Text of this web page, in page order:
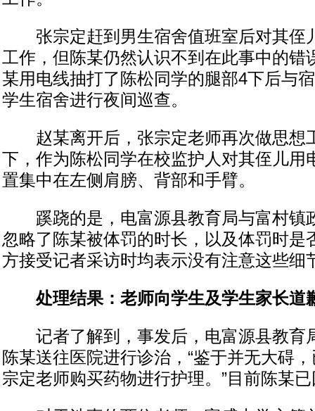
张宗定赶到男生宿舍值班室后对其侄
工作，但陈某仍然认识不到在此事中的错
某用电线抽打了陈松同学的腿部4下后与
学生宿舍进行夜间巡查。
赵某离开后，张宗定老师再次做思想
下，作为陈松同学在校监护人对其侄儿用
置集中在左侧肩膀、背部和手臂。
蹊跷的是，电富源县教育局与富村镇
忽略了陈某被体罚的时长，以及体罚时是
方接受记者采访时均表示没有注意这些细
处理结果：老师向学生及学生家长道
记者了解到，事发后，电富源县教育
陈某送往医院进行诊治，“鉴于并无大碍
宗定老师购买药物进行护理。”目前陈某